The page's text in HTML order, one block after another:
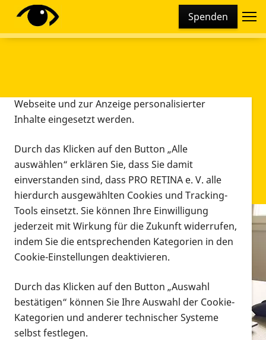
Spenden
Infomaterial
Infomaterial
Vorlesen
Alle Infomaterialien in verschiedenen
Formaten an einem Ort
Diese Webseite setzt verschiedene Cookies und
Tracking-Tools ein. Dies beinhaltet Cookies und
Webseite und zur Anzeige personalisierter
Inhalte eingesetzt werden.
Durch das Klicken auf den Button „Alle
auswählen“ erklären Sie, dass Sie damit
einverstanden sind, dass PRO RETINA e. V. alle
hierdurch ausgewählten Cookies und Tracking-
Tools einsetzt. Sie können Ihre Einwilligung
jederzeit mit Wirkung für die Zukunft widerrufen,
indem Sie die entsprechenden Kategorien in den
Cookie-Einstellungen deaktivieren.
Durch das Klicken auf den Button „Auswahl
bestätigen“ können Sie Ihre Auswahl der Cookie-
Kategorien und anderer technischer Systeme
selbst festlegen.